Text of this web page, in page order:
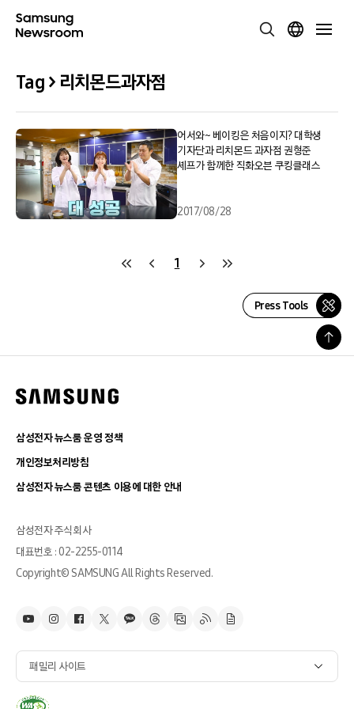
Tag > 리치몬드과자점
어서와~ 베이킹은 처음이지? 대학생
기자단과 리치몬드 과자점 권형준
셰프가 함께한 직화오븐 쿠킹클래스
2017/08/28
1
Press Tools
삼성전자 뉴스룸 운영 정책
개인정보처리방침
삼성전자 뉴스룸 콘텐츠 이용에 대한 안내
삼성전자 주식회사
대표번호 : 02-2255-0114
Copyright© SAMSUNG All Rights Reserved.
패밀리 사이트